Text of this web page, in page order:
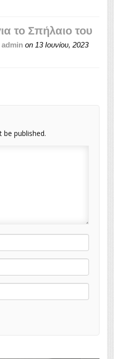
το Σπήλαιο του
admin on 13 Ιουνίου, 2023
be published.